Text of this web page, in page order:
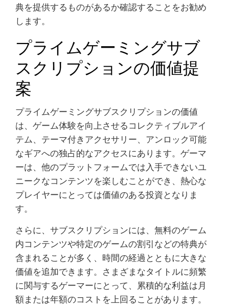
典を提供するものがあるか確認することをお勧め
します。
プライムゲーミングサブ
スクリプションの価値提
案
プライムゲーミングサブスクリプションの価値
は、ゲーム体験を向上させるコレクティブルアイ
テム、テーマ付きアクセサリー、アンロック可能
なギアへの独占的なアクセスにあります。ゲーマ
ーは、他のプラットフォームでは入手できないユ
ニークなコンテンツを楽しむことができ、熱心な
プレイヤーにとっては価値のある投資となりま
す。
さらに、サブスクリプションには、無料のゲーム
内コンテンツや特定のゲームの割引などの特典が
含まれることが多く、時間の経過とともに大きな
価値を追加できます。さまざまなタイトルに頻繁
に関与するゲーマーにとって、累積的な利益は月
額または年額のコストを上回ることがあります。